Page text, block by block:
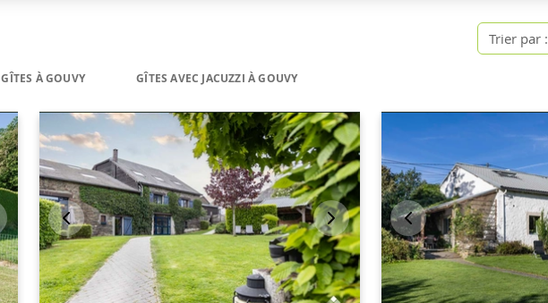
Trier par :
GÎTES À GOUVY GÎTES AVEC JACUZZI À GOUVY